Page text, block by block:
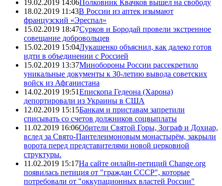
19.02.2019 14:06Полковник Квачков вышел на свободу
18.02.2019 11:43В России из аптек изымают
французский «Эреспал»
15.02.2019 18:47Сурков и Бородай провели экстренное
совещание добровольцев
15.02.2019 15:04Лукашенко объяснил, как далеко готов
идти в объединении с Россией
15.02.2019 13:37Минобороны России рассекретило
уникальные документы к 30-летию вывода советских
войск из Афганистана
14.02.2019 19:51Епископа Гедеона (Харона)
депортировали из Украины в США
12.02.2019 15:15Банкам и приставам запретили
списывать со счетов должников соцвыплаты
11.02.2019 16:06Обители Святой Горы, Зограф и Дохиар,
вслед за Свято-Пантелеимоновым монастырём, закрыли
ворота перед представителями новой церковной
структуры.
11.02.2019 15:17На сайте онлайн-петиций Change.org
появилась петиция от "граждан СССР", которые
потребовали от "оккупационных властей России"